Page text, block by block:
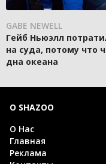
GABE NEWELL
Гейб Ньюэлл
на суда, потому что
дна океана
О SHAZOO
О Нас
Главная
Реклама